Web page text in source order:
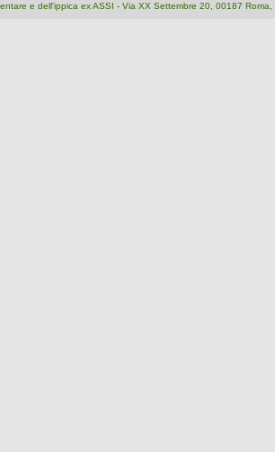
e dell'ippica ex ASSI - Via XX Settembre 20, 00187 Roma,